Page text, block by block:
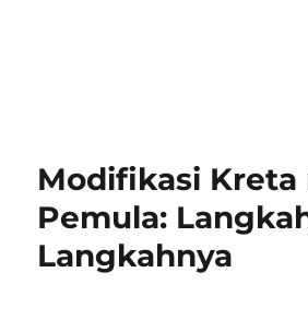
Modifikasi
Pemula:
Langkahnya